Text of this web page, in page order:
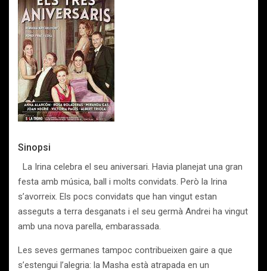
Sinopsi
La Irina celebra el seu aniversari. Havia planejat una gran
festa amb música, ball i molts convidats. Però la Irina
s’avorreix. Els pocs convidats que han vingut estan
asseguts a terra desganats i el seu germà Andrei ha vingut
amb una nova parella, embarassada.
Les seves germanes tampoc contribueixen gaire a que
s’estengui l’alegria: la Masha està atrapada en un